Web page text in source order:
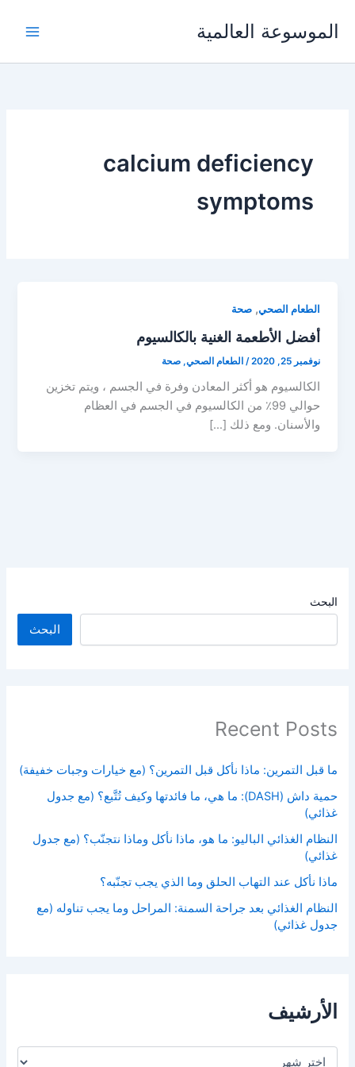
الموسوعة العالمية
البحث
البحث
Recent Posts
ما قبل التمرين: ماذا نأكل قبل التمرين؟ (مع خيارات وجبات خفيفة)
حمية داش (DASH): ما هي، ما فائدتها وكيف تُتَّبع؟ (مع جدول
غذائي)
النظام الغذائي الباليو: ما هو، ماذا نأكل وماذا نتجنّب؟ (مع جدول
غذائي)
ماذا نأكل عند التهاب الحلق وما الذي يجب تجنّبه؟
النظام الغذائي بعد جراحة السمنة: المراحل وما يجب تناوله (مع
جدول غذائي)
الأرشيف
calcium deficiency
symptoms
الطعام الصحي,صحة
أفضل الأطعمة الغنية بالكالسيوم
نوفمبر 25, 2020 /الطعام الصحي,صحة
الكالسيوم هو أكثر المعادن وفرة في الجسم ، ويتم تخزين
حوالي 99٪ من الكالسيوم في الجسم في العظام
والأسنان. ومع ذلك […]